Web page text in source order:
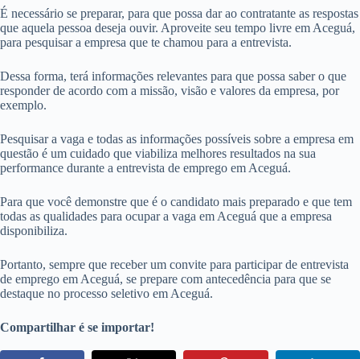
É necessário se preparar, para que possa dar ao contratante as respostas
que aquela pessoa deseja ouvir. Aproveite seu tempo livre em Aceguá,
para pesquisar a empresa que te chamou para a entrevista.
Dessa forma, terá informações relevantes para que possa saber o que
responder de acordo com a missão, visão e valores da empresa, por
exemplo.
Pesquisar a vaga e todas as informações possíveis sobre a empresa em
questão é um cuidado que viabiliza melhores resultados na sua
performance durante a entrevista de emprego em Aceguá.
Para que você demonstre que é o candidato mais preparado e que tem
todas as qualidades para ocupar a vaga em Aceguá que a empresa
disponibiliza.
Portanto, sempre que receber um convite para participar de entrevista
de emprego em Aceguá, se prepare com antecedência para que se
destaque no processo seletivo em Aceguá.
Compartilhar é se importar!